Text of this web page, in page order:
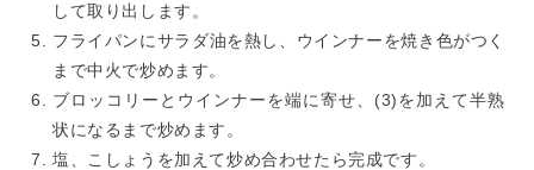
して取り出します。
フライパンにサラダ油を熱し、ウインナーを焼き色がつく
まで中火で炒めます。
ブロッコリーとウインナーを端に寄せ、(3)を加えて半熟
状になるまで炒めます。
塩、こしょうを加えて炒め合わせたら完成です。